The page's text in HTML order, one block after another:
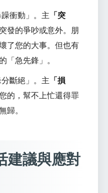
躁衝動」。主 「突
發的爭吵或意外。朋
了您的大事。但也有
「急先鋒」。
分斷絕」。主 「損
的，幫不上忙還得罪
歸。
建議與應對